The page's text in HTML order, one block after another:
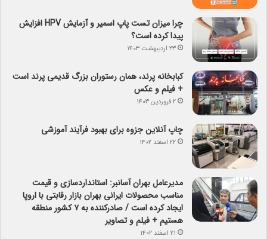
چرا میزان تست پاپ اسمیر و آزمایش HPV افزایش
پیدا کرده است؟
۲۳ اردیبهشت ۱۴۰۳
کبابخانه پرند، همان رستوران بزرگ قدیمی پرند است
+ فیلم و عکس
۲ فروردین ۱۴۰۳
چاپ آنلاین جزوه برای بهبود فرآیند آموزشی
۲۲ اسفند ۱۴۰۲
مدیرعامل بهران آسانبر: استانداردسازی و قیمت
مناسب محصولات ایرانی بهران بازار رقابتی با اروپا
ایجاد کرده است / صادرکننده به ۷ کشور منطقه
هستیم + فیلم و تصاویر
۲۱ اسفند ۱۴۰۲